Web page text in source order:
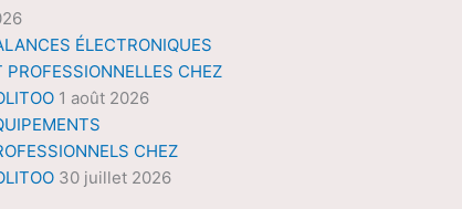
ÉLECTRONIQUES
PROFESSIONNELLES CHEZ
1 août 2026
CHEZ
30 juillet 2026